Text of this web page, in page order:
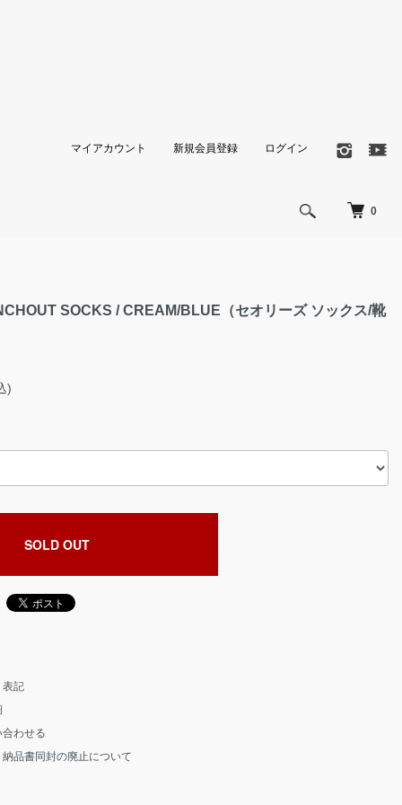
0
マイアカウント 新規会員登録 ログイン
SOCKS / CREAM/BLUE（セオリーズ ソックス/靴
)
SOLD OUT
表記
わせる
品書同封の廃止について